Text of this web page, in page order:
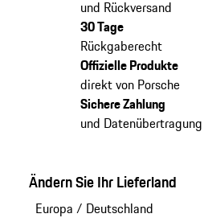
und Rückversand
30 Tage
Rückgaberecht
Offizielle Produkte
direkt von Porsche
Sichere Zahlung
und Datenübertragung
Ändern Sie Ihr Lieferland
Europa / Deutschland